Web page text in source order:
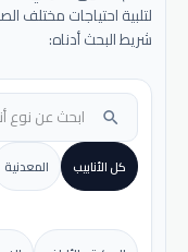
لتلبية احتياجات مختلف
شريط البحث أدناه:
search
كل الأنابيب المعدنية